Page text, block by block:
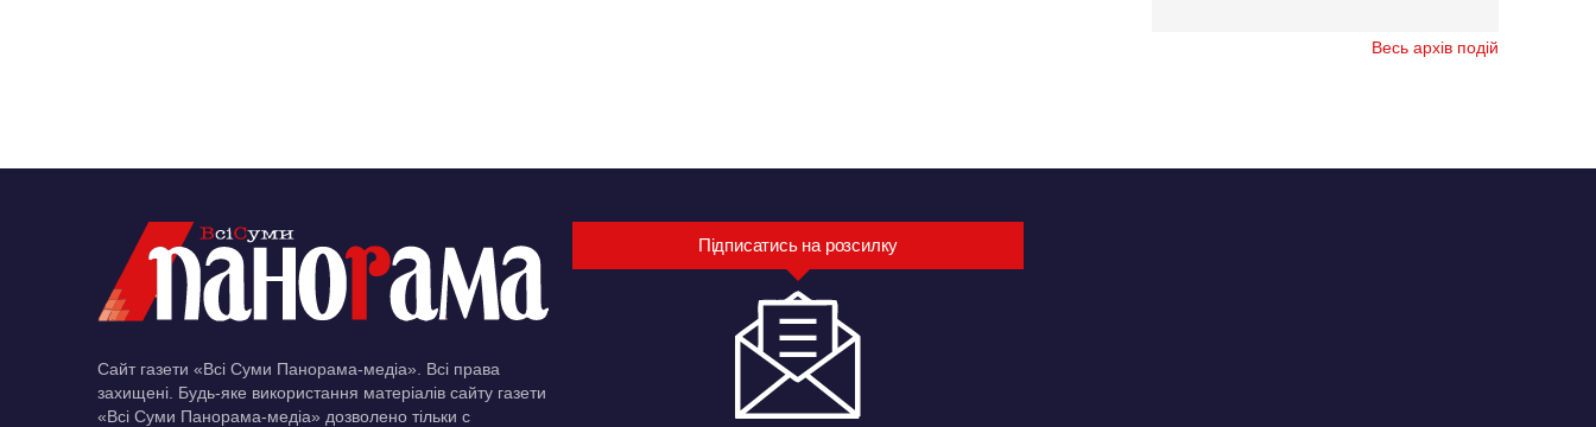
Весь архів подій
Сайт газети «Всі Суми Панорама-медіа». Всі права
захищені. Будь-яке використання матеріалів сайту газети
«Всі Суми Панорама-медіа» дозволено тільки c
Підписатись на розсилку